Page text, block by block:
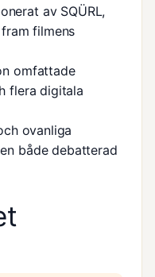
av SQÜRL,
filmens
omfattade
flera digitala
ovanliga
både debatterad